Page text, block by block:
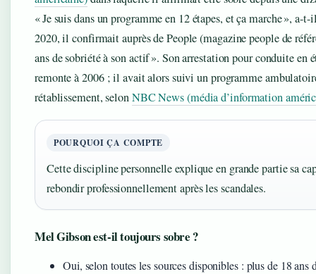
« Je suis dans un programme en 12 étapes, et ça marche », a-
2020, il confirmait auprès de People (magazine people de
ans de sobriété à son actif ». Son arrestation pour conduite en
remonte à 2006 ; il avait alors suivi un programme
rétablissement, selonNBC News (média d’information
POURQUOI ÇA COMPTE
Cette discipline personnelle explique en grande partie sa
rebondir professionnellement après les scandales.
Mel Gibson est-il toujours sobre ?
Oui, selon toutes les sources disponibles : plus de 18 ans